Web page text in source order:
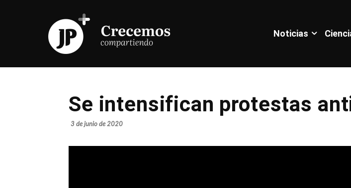
Noticias
Se intensifican protestas
3 de junio de 2020